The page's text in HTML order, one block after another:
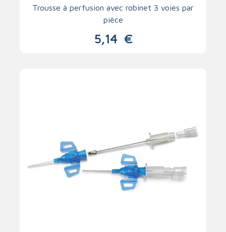
Trousse à perfusion avec robinet 3 voies par
pièce
5,14 €